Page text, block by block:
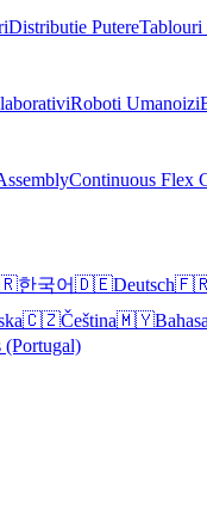
Distributie PutereTablouri
Roboti Umanoizi
Continuous Flex
한국어🇩🇪Deutsch
🇨🇿Čeština🇲🇾
(Portugal)